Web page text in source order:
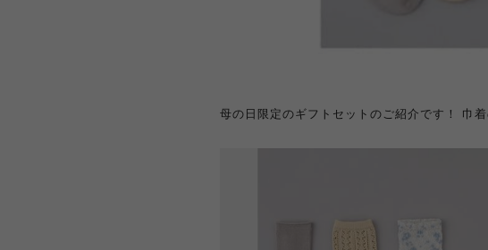
母の日限定のギフトセットのご紹介です！ 巾